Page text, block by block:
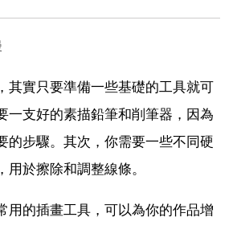
其實只要準備一些基礎的工具就可
一支好的素描鉛筆和削筆器，因為
的步驟。其次，你需要一些不同硬
用於擦除和調整線條。
用的插畫工具，可以為你的作品增